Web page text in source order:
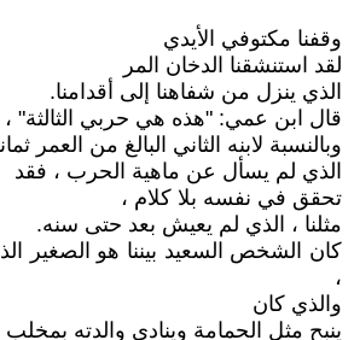
وقفنا مكتوفي الأيدي
لقد استنشقنا الدخان المر
الذي ينزل من شفاهنا إلى أقدامنا.
قال ابن عمي: "هذه هي حربي الثالثة" ،
وبالنسبة لابنه الثاني البالغ من العمر
الذي لم يسأل عن ماهية الحرب ، فقد
تحقق في نفسه بلا كلام ،
مثلنا ، الذي لم يعيش بعد حتى سنه.
كان الشخص السعيد بيننا هو الصغير
،
والذي كان
ينبح مثل الحمامة وينادي والدته